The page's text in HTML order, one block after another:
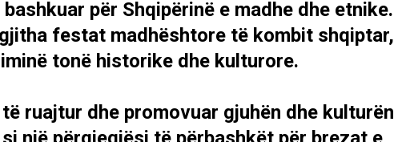
për Shqipërinë e madhe dhe etnike.
festat madhështore të kombit shqiptar,
tonë historike dhe kulturore.
ruajtur dhe promovuar gjuhën dhe kulturën